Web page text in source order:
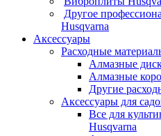
Другое
Husqvarna
Аксессуары
Расходные
Алмазные
Алмазные
Другие
Аксессуары для
Все для
Husqvarna